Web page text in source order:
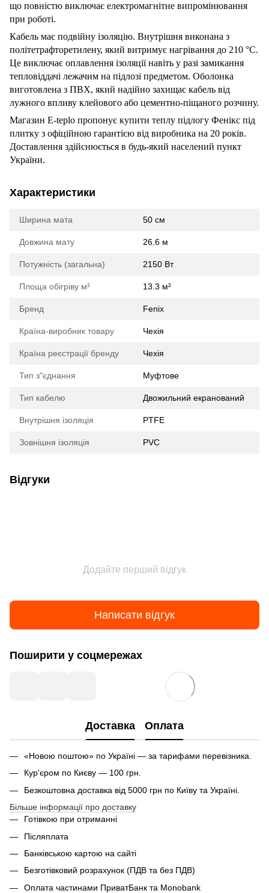
що повністю виключає електромагнітне випромінювання
при роботі.
Кабель має подвійну ізоляцію. Внутрішня виконана з
політетрафторетилену, який витримує нагрівання до 210 °C.
Це виключає оплавлення ізоляції навіть у разі замикання
тепловіддачі лежачим на підлозі предметом. Оболонка
виготовлена з ПВХ, який надійно захищає кабель від
лужного впливу клейового або цементно-піщаного розчину.
Магазин E-teplo пропонує купити теплу підлогу Фенікс під
плитку з офіційною гарантією від виробника на 20 років.
Доставлення здійснюється в будь-який населений пункт
України.
Характеристики
Ширина мата 50 см
Довжина мату 26.6 м
Потужність (загальна) 2150 Вт
Площа обігріву м² 13.3 м²
Бренд Fenix
Країна-виробник товару Чехія
Країна реєстрації бренду Чехія
Тип з"єднання Муфтове
Тип кабелю Двожильний екранований
Внутрішня ізоляція PTFE
Зовнішня ізоляція PVC
Відгуки
Додайте перший відгук
Написати відгук
Поширити у соцмережах
Доставка Оплата
«Новою поштою» по Україні — за тарифами перевізника.
Кур'єром по Києву — 100 грн.
Безкоштовна доставка від 5000 грн по Київу та Україні.
Більше інформації про доставку
Готівкою при отриманні
Післяплата
Банківською картою на сайті
Безготівковий розрахунок (ПДВ та без ПДВ)
Оплата частинами ПриватБанк та Monobank